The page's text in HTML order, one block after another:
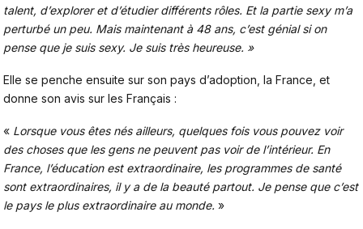
talent, d’explorer et d’étudier différents rôles. Et la partie sexy m’a
perturbé un peu. Mais maintenant à 48 ans, c’est génial si on
pense que je suis sexy. Je suis très heureuse. »
Elle se penche ensuite sur son pays d’adoption, la France, et
donne son avis sur les Français :
« Lorsque vous êtes nés ailleurs, quelques fois vous pouvez voir
des choses que les gens ne peuvent pas voir de l’intérieur. En
France, l’éducation est extraordinaire, les programmes de santé
sont extraordinaires, il y a de la beauté partout. Je pense que c’est
le pays le plus extraordinaire au monde. »